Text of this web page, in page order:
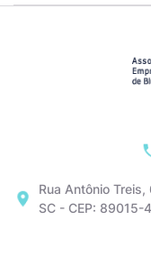
Rua Antônio
SC - CEP: 89015-